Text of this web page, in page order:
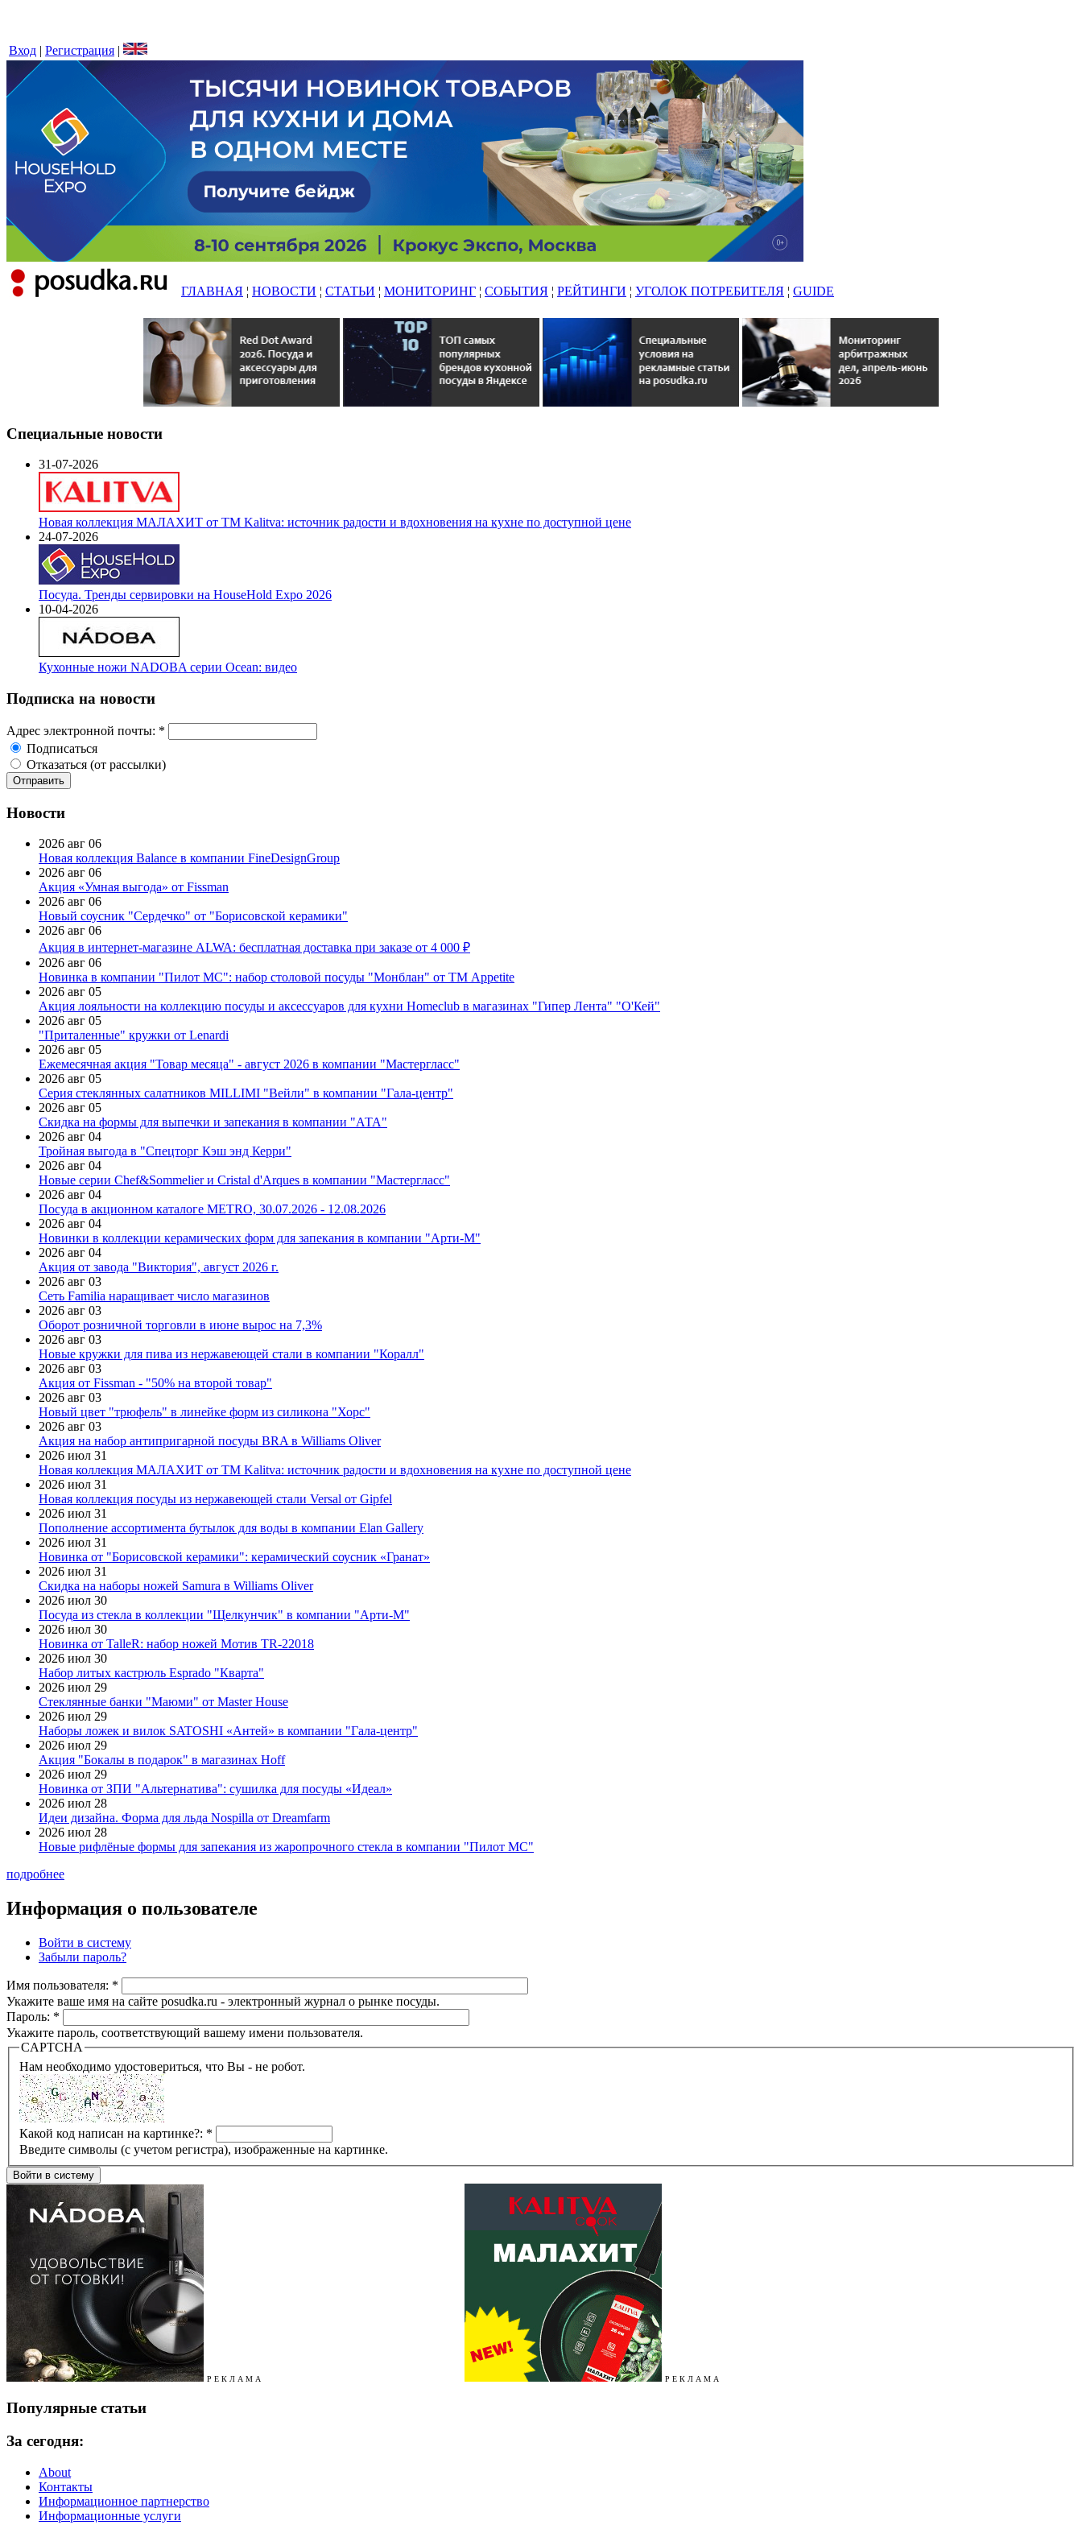
Вход | Регистрация |
ГЛАВНАЯ ¦ НОВОСТИ ¦ СТАТЬИ ¦ МОНИТОРИНГ ¦ СОБЫТИЯ ¦ РЕЙТИНГИ ¦ УГОЛОК ПОТРЕБИТЕЛЯ ¦ GUIDE
Специальные новости
31-07-2026
Новая коллекция МАЛАХИТ от ТМ Kalitva: источник радости и вдохновения на кухне по доступной цене
24-07-2026
Посуда. Тренды сервировки на HouseHold Expo 2026
10-04-2026
Кухонные ножи NADOBA серии Ocean: видео
Подписка на новости
Адрес электронной почты: *
Подписаться
Отказаться (от рассылки)
Новости
2026 авг 06
Новая коллекция Balance в компании FineDesignGroup
2026 авг 06
Акция «Умная выгода» от Fissman
2026 авг 06
Новый соусник "Сердечко" от "Борисовской керамики"
2026 авг 06
Акция в интернет-магазине ALWA: бесплатная доставка при заказе от 4 000 ₽
2026 авг 06
Новинка в компании "Пилот МС": набор столовой посуды "Монблан" от ТМ Appetite
2026 авг 05
Акция лояльности на коллекцию посуды и аксессуаров для кухни Homeclub в магазинах "Гипер Лента" "О'Кей"
2026 авг 05
"Приталенные" кружки от Lenardi
2026 авг 05
Ежемесячная акция "Товар месяца" - август 2026 в компании "Мастергласс"
2026 авг 05
Серия стеклянных салатников MILLIMI "Вейли" в компании "Гала-центр"
2026 авг 05
Скидка на формы для выпечки и запекания в компании "АТА"
2026 авг 04
Тройная выгода в "Спецторг Кэш энд Керри"
2026 авг 04
Новые серии Chef&Sommelier и Cristal d'Arques в компании "Мастергласс"
2026 авг 04
Посуда в акционном каталоге METRO, 30.07.2026 - 12.08.2026
2026 авг 04
Новинки в коллекции керамических форм для запекания в компании "Арти-М"
2026 авг 04
Акция от завода "Виктория", август 2026 г.
2026 авг 03
Сеть Familia наращивает число магазинов
2026 авг 03
Оборот розничной торговли в июне вырос на 7,3%
2026 авг 03
Новые кружки для пива из нержавеющей стали в компании "Коралл"
2026 авг 03
Акция от Fissman - "50% на второй товар"
2026 авг 03
Новый цвет "трюфель" в линейке форм из силикона "Хорс"
2026 авг 03
Акция на набор антипригарной посуды BRA в Williams Oliver
2026 июл 31
Новая коллекция МАЛАХИТ от ТМ Kalitva: источник радости и вдохновения на кухне по доступной цене
2026 июл 31
Новая коллекция посуды из нержавеющей стали Versal от Gipfel
2026 июл 31
Пополнение ассортимента бутылок для воды в компании Elan Gallery
2026 июл 31
Новинка от "Борисовской керамики": керамический соусник «Гранат»
2026 июл 31
Скидка на наборы ножей Samura в Williams Oliver
2026 июл 30
Посуда из стекла в коллекции "Щелкунчик" в компании "Арти-М"
2026 июл 30
Новинка от TalleR: набор ножей Мотив TR-22018
2026 июл 30
Набор литых кастрюль Esprado "Кварта"
2026 июл 29
Стеклянные банки "Маюми" от Master House
2026 июл 29
Наборы ложек и вилок SATOSHI «Антей» в компании "Гала-центр"
2026 июл 29
Акция "Бокалы в подарок" в магазинах Hoff
2026 июл 29
Новинка от ЗПИ "Альтернатива": сушилка для посуды «Идеал»
2026 июл 28
Идеи дизайна. Форма для льда Nospilla от Dreamfarm
2026 июл 28
Новые рифлёные формы для запекания из жаропрочного стекла в компании "Пилот МС"
подробнее
Информация о пользователе
Войти в систему
Забыли пароль?
Имя пользователя: *
Укажите ваше имя на сайте posudka.ru - электронный журнал о рынке посуды.
Пароль: *
Укажите пароль, соответствующий вашему имени пользователя.
CAPTCHA
Нам необходимо удостовериться, что Вы - не робот.
Какой код написан на картинке?: *
Введите символы (с учетом регистра), изображенные на картинке.
Р Е К Л А М А Р Е К Л А М А
Популярные статьи
За сегодня:
About
Контакты
Информационное партнерство
Информационные услуги